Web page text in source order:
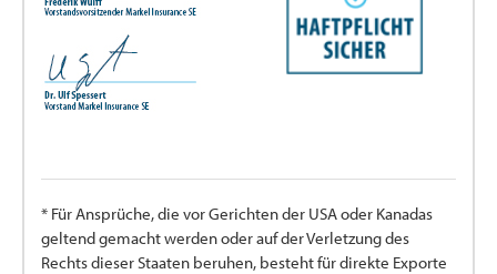
* Für Ansprüche, die vor Gerichten der USA oder Kanadas
geltend gemacht werden oder auf der Verletzung des
Rechts dieser Staaten beruhen, besteht für direkte Exporte